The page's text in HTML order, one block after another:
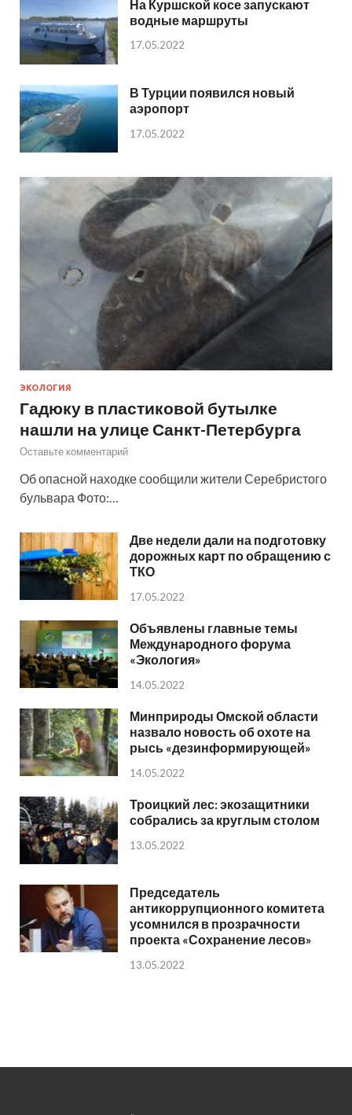
На Куршской косе запускают
водные маршруты
17.05.2022
В Турции появился новый
аэропорт
17.05.2022
ЭКОЛОГИЯ
Гадюку в пластиковой бутылке
нашли на улице Санкт-Петербурга
Оставьте комментарий
Об опасной находке сообщили жители Серебристого
бульвара Фото:…
Две недели дали на подготовку
дорожных карт по обращению с
ТКО
17.05.2022
Объявлены главные темы
Международного форума
«Экология»
14.05.2022
Минприроды Омской области
назвало новость об охоте на
рысь «дезинформирующей»
14.05.2022
Троицкий лес: экозащитники
собрались за круглым столом
13.05.2022
Председатель
антикоррупционного комитета
усомнился в прозрачности
проекта «Сохранение лесов»
13.05.2022